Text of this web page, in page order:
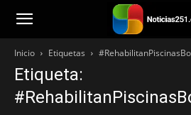
Noticias251
Inicio Etiquetas
Etiqueta: